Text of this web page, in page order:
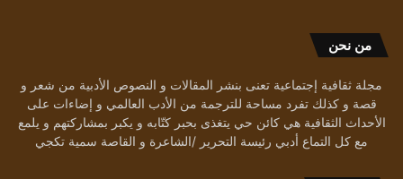
من نحن
مجلة ثقافية إجتماعية تعنى بنشر المقالات و النصوص الأدبية من شعر و
قصة و كذلك تفرد مساحة للترجمة من الأدب العالمي و إضاءات على
الأحداث الثقافية هي كائن حي يتغذى بحبر كتّابه و يكبر بمشاركتهم و يلمع
مع كل التماع أدبي رئيسة التحرير /الشاعرة و القاصة سمية تكجي